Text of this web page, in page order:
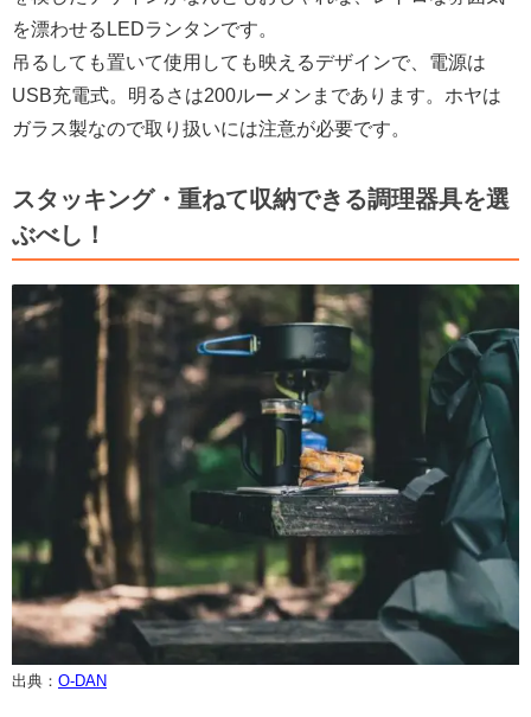
を漂わせるLEDランタンです。
吊るしても置いて使用しても映えるデザインで、電源は
USB充電式。明るさは200ルーメンまであります。ホヤは
ガラス製なので取り扱いには注意が必要です。
スタッキング・重ねて収納できる調理器具を選
ぶべし！
出典： O-DAN